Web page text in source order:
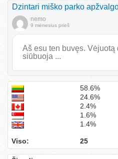
Dzintari miško parko
nemo
9 mėnesius prieš
Aš esu ten buvęs. Vėjuotą
siūbuoja ...
58.6%
24.6%
2.4%
1.6%
1.4%
Viso: 25